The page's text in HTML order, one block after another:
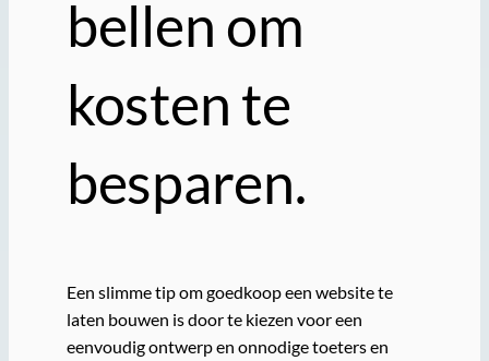
bellen om
kosten te
besparen.
Een slimme tip om goedkoop een website te
laten bouwen is door te kiezen voor een
eenvoudig ontwerp en onnodige toeters en